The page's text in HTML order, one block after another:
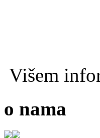
Višem
o nama